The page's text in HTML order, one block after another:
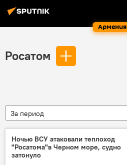
Армения
Росатом
За период
Ночью ВСУ атаковали теплоход
"Росатома"в Черном море, судно
затонуло